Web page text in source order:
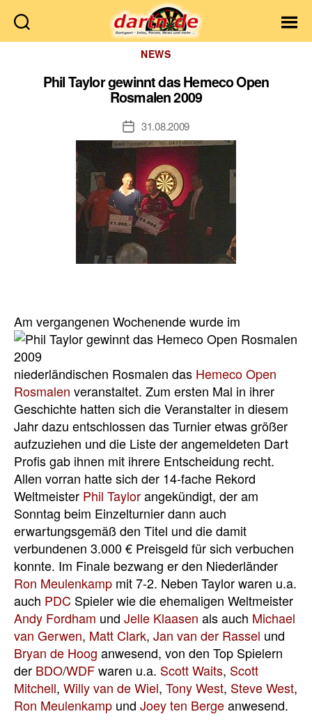
Dartn.de
Kategorien
NEWS
Phil Taylor gewinnt das Hemeco Open
Rosmalen 2009
Veröffentlichungsdatum
31.08.2009
Am vergangenen Wochenendewurde im
niederländischen Rosmalen das Hemeco Open
Rosmalen veranstaltet. Zum ersten Mal in ihrer
Geschichte hatten sich die Veranstalter in diesem
Jahr dazu entschlossen das Turnier etwas größer
aufzuziehen und die Liste der angemeldeten Dart
Profis gab ihnen mit ihrere Entscheidung recht.
Allen vorran hatte sich der 14-fache Rekord
Weltmeister Phil Taylorangekündigt, der am
Sonntag beim Einzelturnier dann auch
erwartungsgemäß den Titel und die damit
verbundenen 3.000 € Preisgeld für sich verbuchen
konnte. Im Finale bezwang er den Niederländer
Ron Meulenkamp mit 7-2. Neben Taylor waren u.a.
auch PDC Spieler wie die ehemaligen Weltmeister
Andy Fordham und Jelle Klaasen als auch Michael
van Gerwen, Matt Clark, Jan van der Rassel und
Bryan de Hoog anwesend, von den Top Spielern
der BDO/WDFwaren u.a. Scott Waits, Scott
Mitchell, Willy van de Wiel, Tony West, Steve West,
Ron Meulenkamp und Joey ten Bergeanwesend.